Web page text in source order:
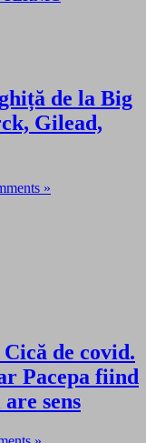
de la Big
Gilead,
»
de covid.
Pacepa fiind
sens